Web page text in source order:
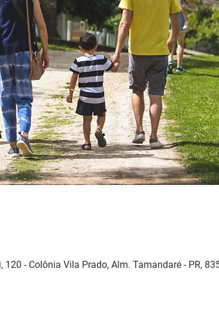
- Colônia Vila Prado, Alm. Tamandaré - PR,